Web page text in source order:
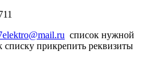
список нужной
прикрепить реквизиты